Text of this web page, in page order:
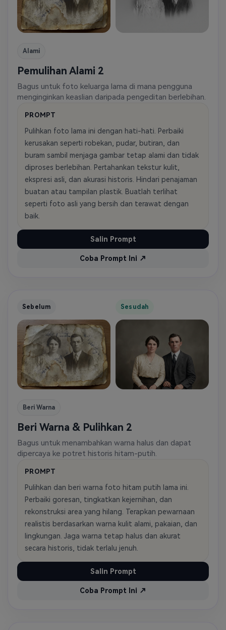
Alami
Pemulihan Alami 2
Bagus untuk foto keluarga lama di mana pengguna
menginginkan keaslian daripada pengeditan berlebihan.
PROMPT
Pulihkan foto lama ini dengan hati-hati. Perbaiki
kerusakan seperti robekan, pudar, butiran, dan
buram sambil menjaga gambar tetap alami dan tidak
diproses berlebihan. Pertahankan tekstur kulit,
ekspresi asli, dan akurasi historis. Hindari penajaman
buatan atau tampilan plastik. Buatlah terlihat
seperti foto asli yang bersih dan terawat dengan
baik.
Salin Prompt
Coba Prompt Ini ↗
Sebelum Sesudah
Beri Warna
Beri Warna & Pulihkan 2
Bagus untuk menambahkan warna halus dan dapat
dipercaya ke potret historis hitam-putih.
PROMPT
Pulihkan dan beri warna foto hitam putih lama ini.
Perbaiki goresan, tingkatkan kejernihan, dan
rekonstruksi area yang hilang. Terapkan pewarnaan
realistis berdasarkan warna kulit alami, pakaian, dan
lingkungan. Jaga warna tetap halus dan akurat
secara historis, tidak terlalu jenuh.
Salin Prompt
Coba Prompt Ini ↗